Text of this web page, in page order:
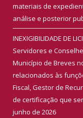
materiais de
análise e posterior
INEXIGIBILIDADE DE
Servidores e
Município de Breves
relacionados às
Fiscal, Gestor de
de certificação que
junho de 2026